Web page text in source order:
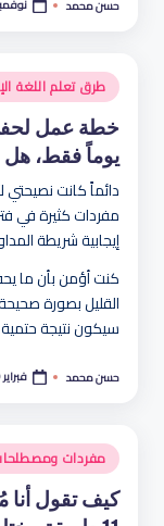
تمّ
حسن محمد
نُشر
في
طرق تعلم اللغة
يوماً فقط،
دائماً كانت نصيحتي
إيجابية شريطة
كنت أؤمن بأن ما
القليل بصورة
سيكون نتيجة حتمية
تمّ
حسن محمد فبراير 9, 2016
نُشر
في
مفردات
كيف تقول أنا